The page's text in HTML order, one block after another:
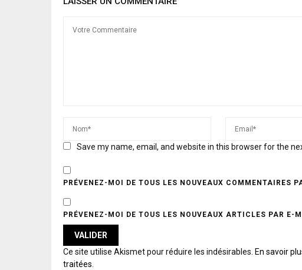
Save my name, email, and website in this browser for the
PRÉVENEZ-MOI DE TOUS LES NOUVEAUX COMMENTAIRES
PRÉVENEZ-MOI DE TOUS LES NOUVEAUX ARTICLES PAR E-
A
L
Ce site utilise Akismet pour réduire les indésirables. En savoir
traitées